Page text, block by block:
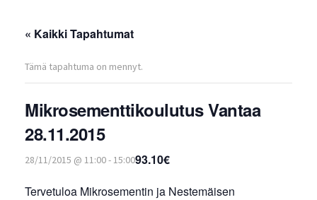
« Kaikki Tapahtumat
Tämä tapahtuma on mennyt.
Mikrosementtikoulutus Vantaa
28.11.2015
28/11/2015 @ 11:00- 15:0093.10€
Tervetuloa Mikrosementin ja Nestemäisen